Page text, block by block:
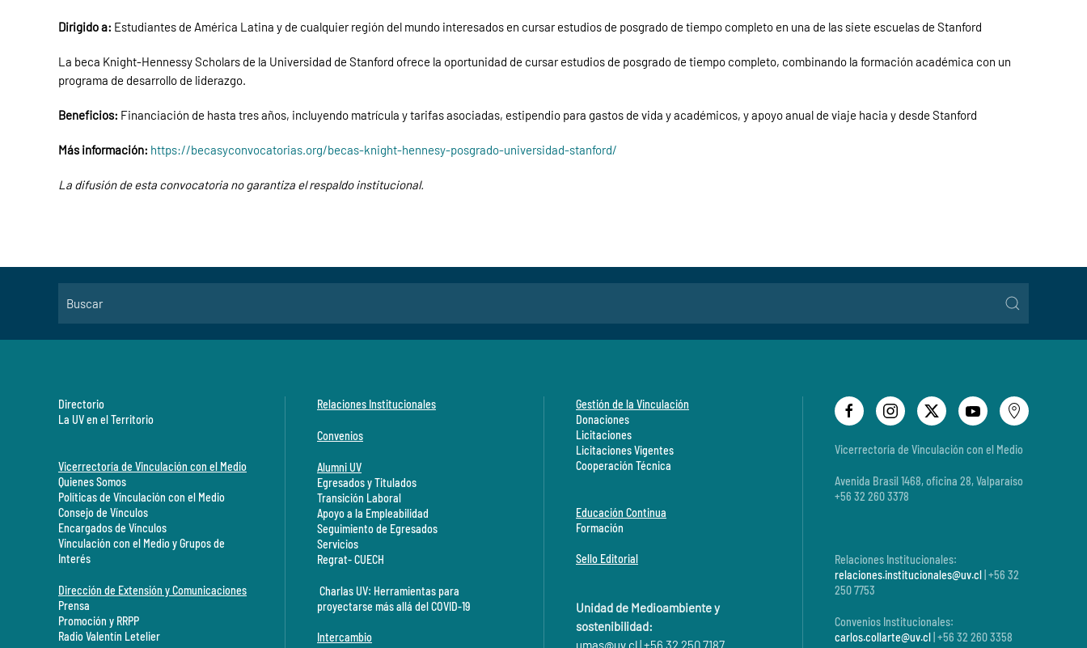
Dirigido a: Estudiantes de América Latina y de cualquier región del mundo interesados en cursar estudios de posgrado de tiempo completo en una de las siete escuelas de Stanford
La beca Knight-Hennessy Scholars de la Universidad de Stanford ofrece la oportunidad de cursar estudios de posgrado de tiempo completo, combinando la formación académica con un
programa de desarrollo de liderazgo.
Beneficios: Financiación de hasta tres años, incluyendo matrícula y tarifas asociadas, estipendio para gastos de vida y académicos, y apoyo anual de viaje hacia y desde Stanford
Más información: https://becasyconvocatorias.org/becas-knight-hennesy-posgrado-universidad-stanford/
La difusión de esta convocatoria no garantiza el respaldo institucional.
Directorio
La UV en el Territorio
Vicerrectoría de Vinculación con el Medio
Quienes Somos
Políticas de Vinculación con el Medio
Consejo de Vínculos
Encargados de Vínculos
Vinculación con el Medio y Grupos de
Interés
Dirección de Extensión y Comunicaciones
Prensa
Promoción y RRPP
Radio Valentín Letelier
Relaciones Institucionales
Convenios
Alumni UV
Egresados y Titulados
Transición Laboral
Apoyo a la Empleabilidad
Seguimiento de Egresados
Servicios
Regrat- CUECH
Charlas UV: Herramientas para
proyectarse más allá del COVID-19
Intercambio
Gestión de la Vinculación
Donaciones
Licitaciones
Licitaciones Vigentes
Cooperación Técnica
Educación Continua
Formación
Sello Editorial
Unidad de Medioambiente y
sostenibilidad:
umas@uv.cl| +56 32 250 7187
Vicerrectoría de Vinculación con el Medio
Avenida Brasil 1468, oficina 28, Valparaíso
+56 32 260 3378
Relaciones Institucionales:
relaciones.institucionales@uv.cl | +56 32
250 7753
Convenios Institucionales:
carlos.collarte@uv.cl | +56 32 260 3358